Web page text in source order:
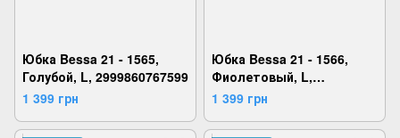
Юбка Bessa 21 - 1565,
Голубой, L, 2999860767599
1 399 грн
Юбка Bessa 21 - 1566,
Фиолетовый, L,
2999860767629
1 399 грн